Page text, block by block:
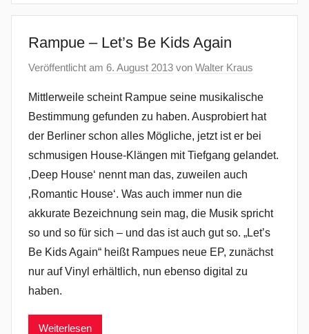
Rampue – Let’s Be Kids Again
Veröffentlicht am 6. August 2013 von Walter Kraus
Mittlerweile scheint Rampue seine musikalische
Bestimmung gefunden zu haben. Ausprobiert hat
der Berliner schon alles Mögliche, jetzt ist er bei
schmusigen House-Klängen mit Tiefgang gelandet.
‚Deep House‘ nennt man das, zuweilen auch
‚Romantic House‘. Was auch immer nun die
akkurate Bezeichnung sein mag, die Musik spricht
so und so für sich – und das ist auch gut so. „Let’s
Be Kids Again“ heißt Rampues neue EP, zunächst
nur auf Vinyl erhältlich, nun ebenso digital zu
haben.
Weiterlesen